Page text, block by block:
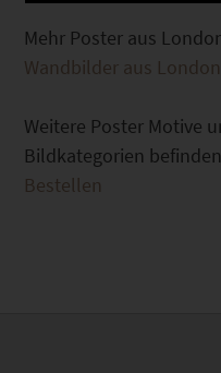
Mehr Poster aus
Wandbilder aus London
Weitere Poster Motive
Bildkategorien
Bestellen